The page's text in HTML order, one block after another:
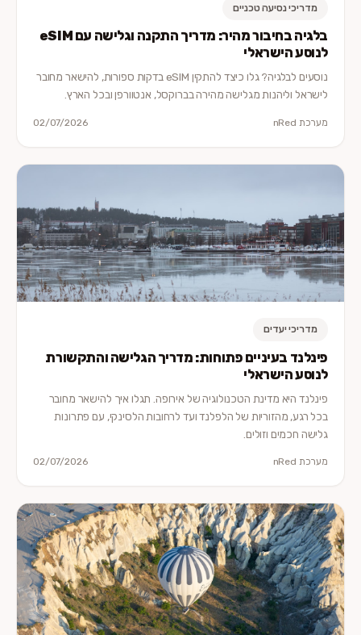
מדריכי נסיעה טכניים
בלגיה בחיבור מהיר: מדריך התקנה וגלישה עם eSIM
לנוסע הישראלי
נוסעים לבלגיה? גלו כיצד להתקין eSIM בדקות ספורות, להישאר מחובר
לישראל וליהנות מגלישה מהירה בברוקסל, אנטוורפן ובכל הארץ.
מערכת nRed 02/07/2026
מדריכי יעדים
פינלנד בעיניים פתוחות: מדריך הגלישה והתקשורת
לנוסע הישראלי
פינלנד היא מדינת הטכנולוגיה של אירופה. תגלו איך להישאר מחובר
בכל רגע, מהזוריות של הלפלנד ועד לרחובות הלסינקי, עם פתרונות
גלישה חכמים וזולים.
מערכת nRed 02/07/2026